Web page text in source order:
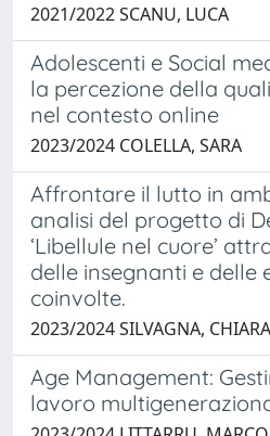
2021/2022 SCANU, LUCA
Adolescenti e Social
la percezione della
nel contesto online
2023/2024 COLELLA, SARA
Affrontare il lutto in
analisi del progetto di
‘Libellule nel cuore’
delle insegnanti e delle
coinvolte.
2023/2024 SILVAGNA,
Age Management:
lavoro